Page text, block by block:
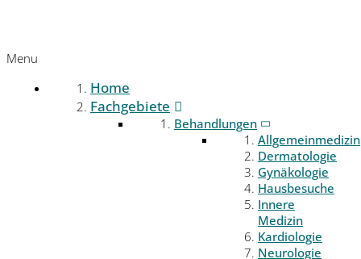
Menu
Home
Fachgebiete
Behandlungen
Allgemeinmedizin
Dermatologie
Gynäkologie
Hausbesuche
Innere
Medizin
Kardiologie
Neurologie